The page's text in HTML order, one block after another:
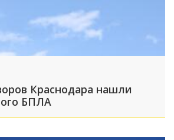
Краснодара нашли
БПЛА